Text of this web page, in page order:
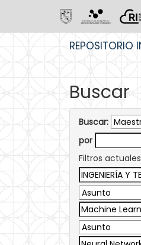
REPOSITORIO
Buscar
Buscar:
por
Filtros